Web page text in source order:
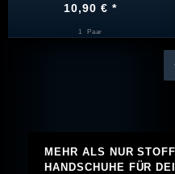
10,90 € *
1 Paar
MEHR ALS NUR
HANDSCHUHE FÜR